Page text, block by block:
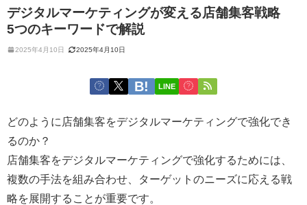
デジタルマーケティングが変える店舗集客戦略
5つのキーワードで解説
2025年4月10日 2025年4月10日
LINE
どのように店舗集客をデジタルマーケティングで強化でき
るのか？
店舗集客をデジタルマーケティングで強化するためには、
複数の手法を組み合わせ、ターゲットのニーズに応える戦
略を展開することが重要です。